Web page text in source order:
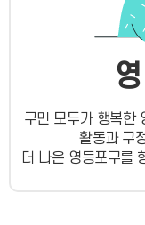
구민 모두가 행복한
활동과 구
더 나은 영등포구를